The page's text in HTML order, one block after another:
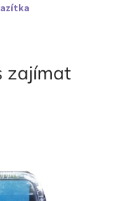
zajímat